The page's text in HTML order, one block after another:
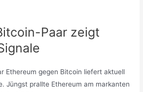
Paar zeigt
Ethereum gegen Bitcoin liefert aktuell
Jüngst prallte Ethereum am markanten